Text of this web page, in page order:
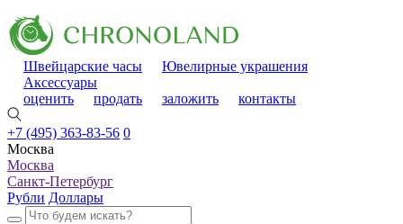
Швейцарские часы
Ювелирные украшения
Аксессуары
оценить
продать заложить контакты
+7 (495) 363-83-56 0
Москва
Москва
Санкт-Петербург
Рубли Доллары